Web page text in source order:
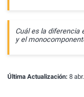
Cuál es la diferencia
y el
Última Actualización: 8